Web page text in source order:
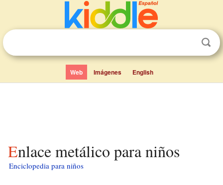
Web Imágenes English
Enlace metálico para niños
Enciclopedia para niños